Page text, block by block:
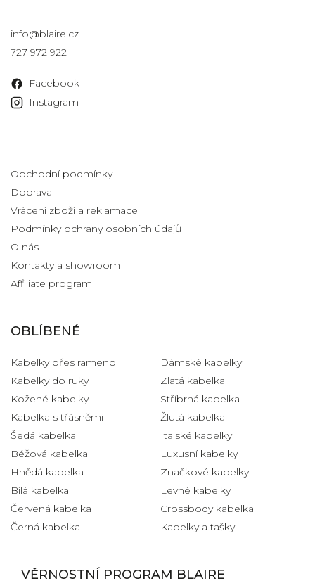
info@blaire.cz
727 972 922
Facebook
Instagram
Obchodní podmínky
Doprava
Vrácení zboží a reklamace
Podmínky ochrany osobních údajů
O nás
Kontakty a showroom
Affiliate program
OBLÍBENÉ
Kabelky přes rameno
Kabelky do ruky
Kožené kabelky
Kabelka s třásněmi
Šedá kabelka
Béžová kabelka
Hnědá kabelka
Bílá kabelka
Červená kabelka
Černá kabelka
Dámské kabelky
Zlatá kabelka
Stříbrná kabelka
Žlutá kabelka
Italské kabelky
Luxusní kabelky
Značkové kabelky
Levné kabelky
Crossbody kabelka
Kabelky a tašky
VĚRNOSTNÍ PROGRAM BLAIRE